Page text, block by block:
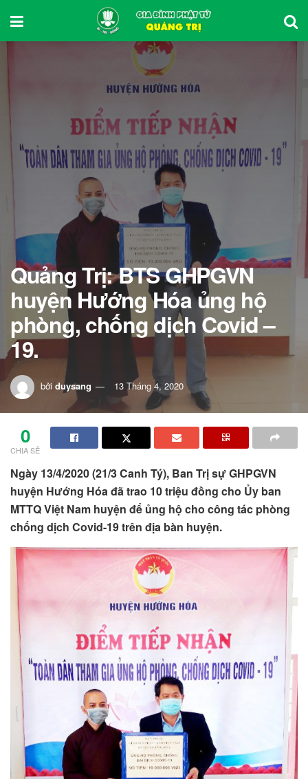
Quảng Trị: BTS GHPGVN
huyện Hướng Hóa ủng hộ
phòng, chống dịch Covid –
19.
bởi duysang 13 Tháng 4, 2020
0
CHIA SẺ
Ngày 13/4/2020 (21/3 Canh Tý), Ban Trị sựGHPGVN
huyện Hướng Hóađã trao 10 triệu đồng cho Ủy ban
MTTQ Việt Nam huyện để ủng hộ cho công tác phòng
chống dịch Covid-19trên địa bàn huyện.